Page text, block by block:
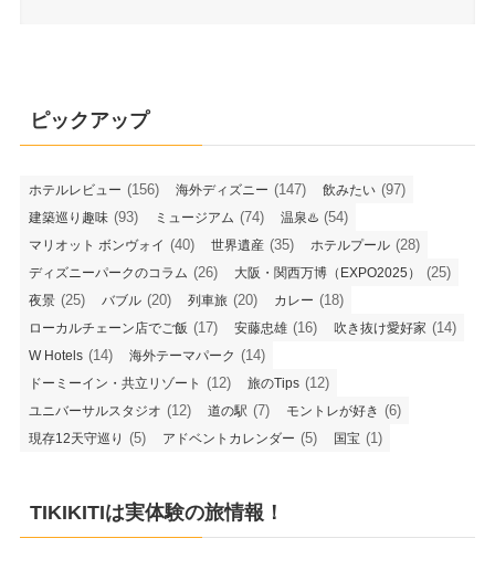
ピックアップ
ホテルレビュー (156) 海外ディズニー (147) 飲みたい (97)
建築巡り趣味 (93) ミュージアム (74) 温泉♨️ (54)
マリオット ボンヴォイ (40) 世界遺産 (35) ホテルプール (28)
ディズニーパークのコラム (26) 大阪・関西万博（EXPO2025） (25)
夜景 (25) バブル (20) 列車旅 (20) カレー (18)
ローカルチェーン店でご飯 (17) 安藤忠雄 (16) 吹き抜け愛好家 (14)
W Hotels (14) 海外テーマパーク (14)
ドーミーイン・共立リゾート (12) 旅のTips (12)
ユニバーサルスタジオ (12) 道の駅 (7) モントレが好き (6)
現存12天守巡り (5) アドベントカレンダー (5) 国宝 (1)
TIKIKITIは実体験の旅情報！